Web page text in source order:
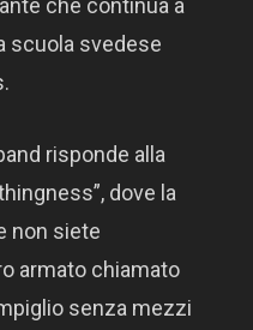
che continua a
scuola svedese
risponde alla
dove la
non siete
armato chiamato
senza mezzi